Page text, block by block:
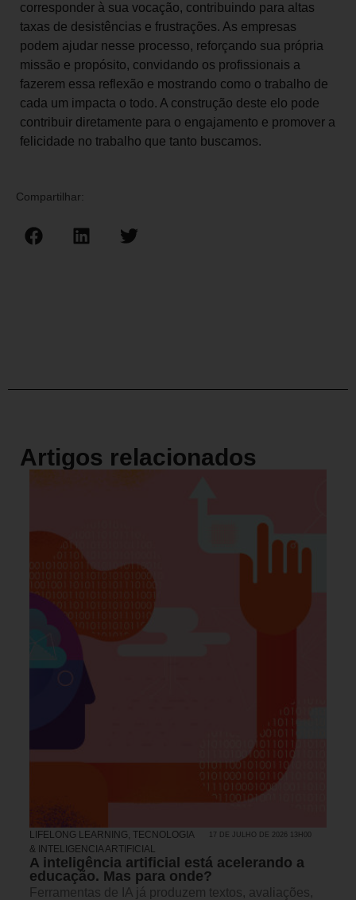
corresponder à sua vocação, contribuindo para altas
taxas de desistências e frustrações. As empresas
podem ajudar nesse processo, reforçando sua própria
missão e propósito, convidando os profissionais a
fazerem essa reflexão e mostrando como o trabalho de
cada um impacta o todo. A construção deste elo pode
contribuir diretamente para o engajamento e promover a
felicidade no trabalho que tanto buscamos.
Compartilhar:
Artigos relacionados
LIFELONG LEARNING, TECNOLOGIA
& INTELIGENCIA ARTIFICIAL
17 DE JULHO DE 2026 13H00
A inteligência artificial está acelerando a
educação. Mas para onde?
Ferramentas de IA já produzem textos, avaliações,